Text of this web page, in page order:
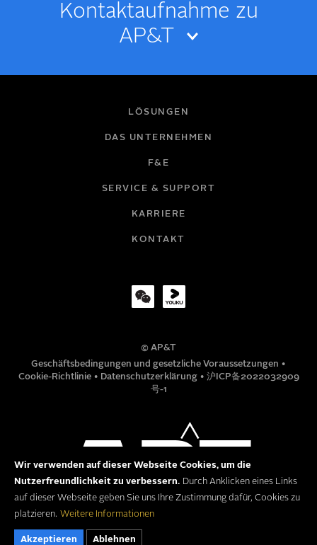
Kontakt­­aufnahme zu
AP&T
© AP&T
Geschäftsbedingungen und gesetzliche Voraussetzungen •
Cookie-Richtlinie • Datenschutzerklärung • 沪ICP备2022032909
号-1
LÖSUNGEN
DAS UNTERNEHMEN
F&E
SERVICE & SUPPORT
KARRIERE
KONTAKT
Wir verwenden auf dieser Webseite Cookies, um die
Nutzerfreundlichkeit zu verbessern. Durch Anklicken eines Links
auf dieser Webseite geben Sie uns Ihre Zustimmung dafür, Cookies zu
platzieren. Weitere Informationen
Akzeptieren Ablehnen